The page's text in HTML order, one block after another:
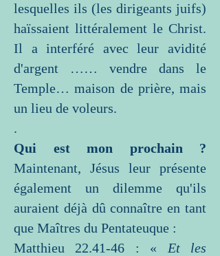
lesquelles ils (les dirigeants juifs)
haïssaient littéralement le Christ.
Il a interféré avec leur avidité
d'argent …… vendre dans le
Temple… maison de prière, mais
un lieu de voleurs.
.
Qui est mon prochain ?
Maintenant, Jésus leur présente
également un dilemme qu'ils
auraient déjà dû connaître en tant
que Maîtres du Pentateuque :
Matthieu 22.41-46 : « Et les